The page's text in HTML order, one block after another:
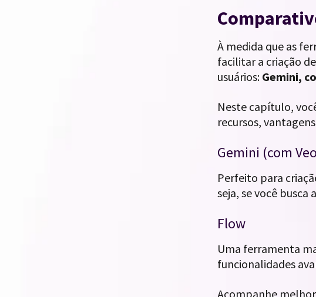
À medida que as
facilitar a criação
usuários: Gemini,
Neste capítulo,
recursos,
Gemini (com
Perfeito para
seja, se você
Flow
Uma ferramenta
funcionalidades
Acompanhe